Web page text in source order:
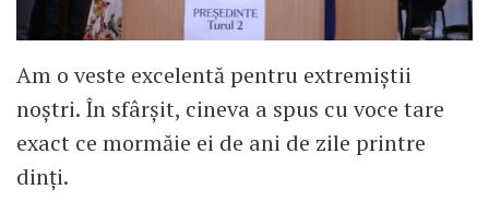
Am o veste excelentă pentru extremiștii
noștri. În sfârșit, cineva a spus cu voce tare
exact ce mormăie ei de ani de zile printre
dinți.